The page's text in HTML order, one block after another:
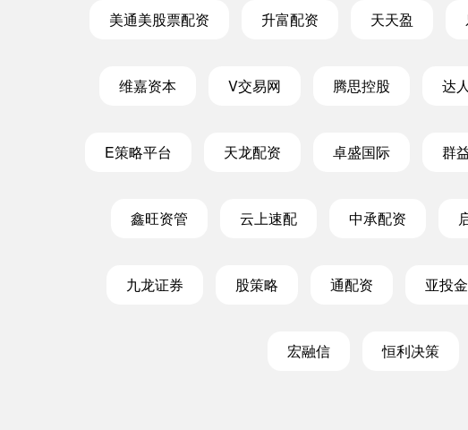
美通美股票配资 升富配资 天天盈
维嘉资本 V交易网 腾思控股 达
E策略平台 天龙配资 卓盛国际 群
鑫旺资管 云上速配 中承配资
九龙证券 股策略 通配资 亚投
宏融信 恒利决策